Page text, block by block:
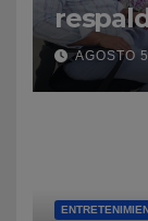
Díaz
Azua
AGOSTO